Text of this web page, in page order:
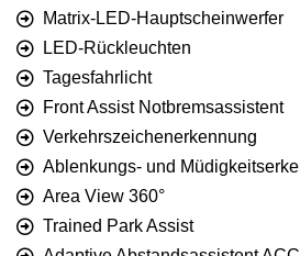
Matrix-LED-Hauptscheinwerfer
LED-Rückleuchten
Tagesfahrlicht
Front Assist Notbremsassistent
Verkehrszeichenerkennung
Ablenkungs- und
Area View 360°
Trained Park Assist